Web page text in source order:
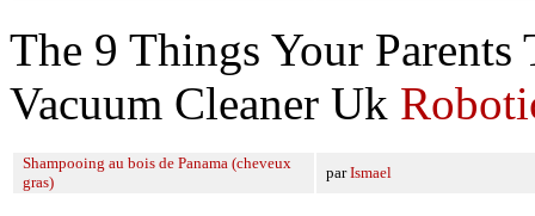
The 9 Things Your
Vacuum Cleaner Uk
Shampooing au bois de Panama (cheveux
gras)
parIsmael